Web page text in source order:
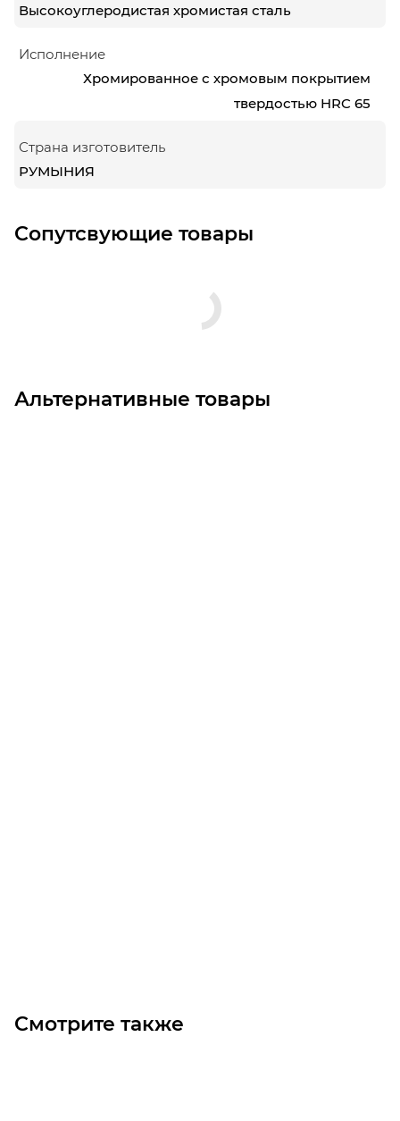
Высокоуглеродистая хромистая сталь
Исполнение
Хромированное с хромовым покрытием
твердостью HRC 65
Страна изготовитель
РУМЫНИЯ
Сопутсвующие товары
Альтернативные товары
Смотрите также